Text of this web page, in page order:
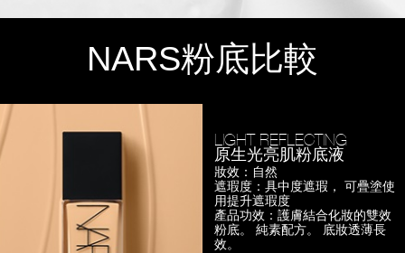
NARS粉底比較
LIGHT REFLECTING
原生光亮肌粉底液
妝效：自然
遮瑕度：具中度遮瑕， 可疊塗使
用提升遮瑕度
產品功效：護膚結合化妝的雙效
粉底。
純素配方。 底妝透薄長
效。